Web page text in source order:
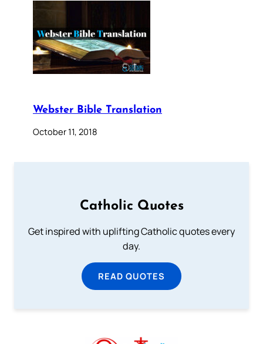
Webster Bible Translation
October 11, 2018
Catholic Quotes
Get inspired with uplifting Catholic quotes every
day.
READ QUOTES